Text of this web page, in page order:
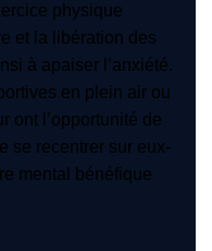
physique
et la libération des
à apaiser l’anxiété.
en plein air ou
ont l’opportunité de
se recentrer sur eux-
mental bénéfique